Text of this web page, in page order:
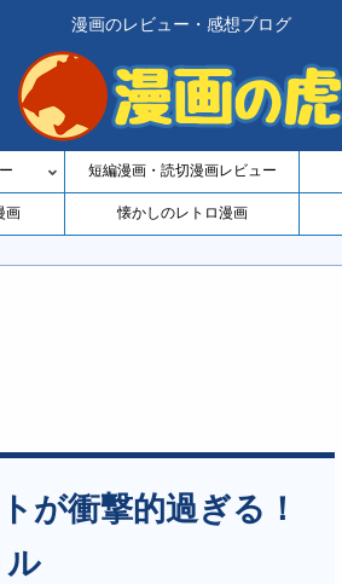
漫画のレビュー・感想ブログ
短編漫画・読切漫画レビュー
画 懐かしのレトロ漫画
が衝撃的過ぎる！
ル